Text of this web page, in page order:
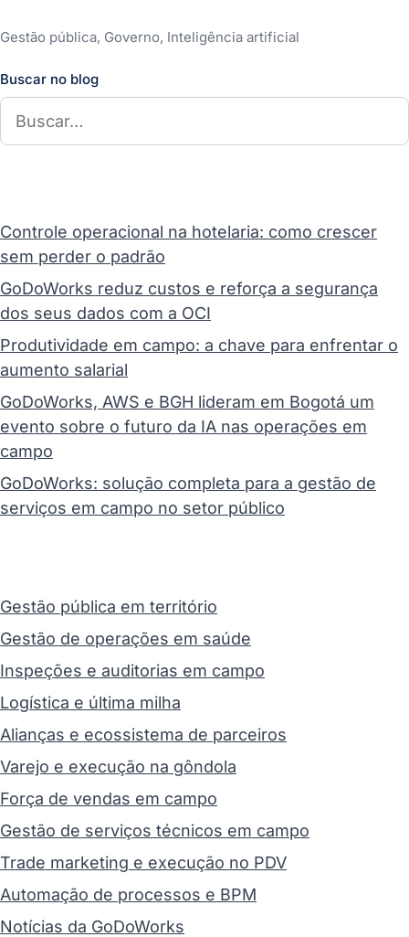
Gestão pública, Governo, Inteligência artificial
Buscar no blog
Controle operacional na hotelaria: como crescer
sem perder o padrão
GoDoWorks reduz custos e reforça a segurança
dos seus dados com a OCI
Produtividade em campo: a chave para enfrentar o
aumento salarial
GoDoWorks, AWS e BGH lideram em Bogotá um
evento sobre o futuro da IA nas operações em
campo
GoDoWorks: solução completa para a gestão de
serviços em campo no setor público
Gestão pública em território
Gestão de operações em saúde
Inspeções e auditorias em campo
Logística e última milha
Alianças e ecossistema de parceiros
Varejo e execução na gôndola
Força de vendas em campo
Gestão de serviços técnicos em campo
Trade marketing e execução no PDV
Automação de processos e BPM
Notícias da GoDoWorks